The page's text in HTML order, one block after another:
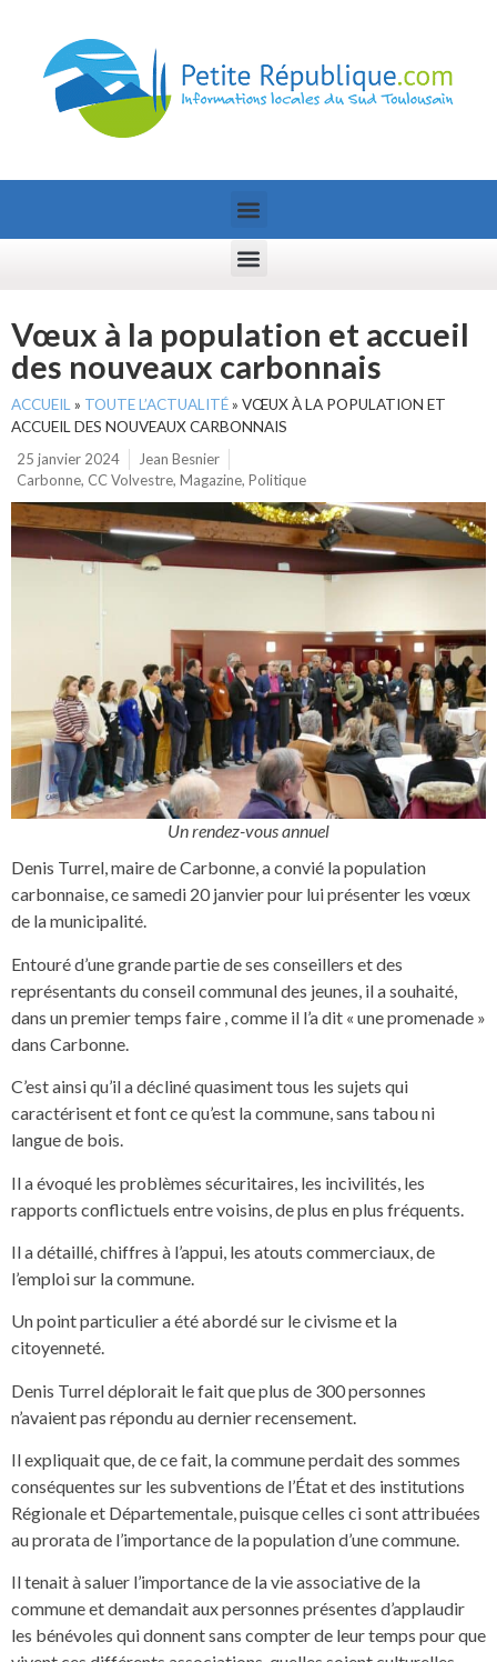
Vœux à la population et accueil
des nouveaux carbonnais
ACCUEIL » TOUTE L’ACTUALITÉ» VŒUX À LA POPULATION ET
ACCUEIL DES NOUVEAUX CARBONNAIS
25 janvier 2024
Jean Besnier
Carbonne, CC Volvestre, Magazine, Politique
Un rendez-vous annuel
Denis Turrel, maire de Carbonne, a convié la population
carbonnaise, ce samedi 20 janvier pour lui présenter les vœux
de la municipalité.
Entouré d’une grande partie de ses conseillers et des
représentants du conseil communal des jeunes, il a souhaité,
dans un premier temps faire , comme il l’a dit « une promenade »
dans Carbonne.
C’est ainsi qu’il a décliné quasiment tous les sujets qui
caractérisent et font ce qu’est la commune, sans tabou ni
langue de bois.
Il a évoqué les problèmes sécuritaires, les incivilités, les
rapports conflictuels entre voisins, de plus en plus fréquents.
Il a détaillé, chiffres à l’appui, les atouts commerciaux, de
l’emploi sur la commune.
Un point particulier a été abordé sur le civisme et la
citoyenneté.
Denis Turrel déplorait le fait que plus de 300 personnes
n’avaient pas répondu au dernier recensement.
Il expliquait que, de ce fait, la commune perdait des sommes
conséquentes sur les subventions de l’État et des institutions
Régionale et Départementale, puisque celles ci sont attribuées
au prorata de l’importance de la population d’une commune.
Il tenait à saluer l’importance de la vie associative de la
commune et demandait aux personnes présentes d’applaudir
les bénévoles qui donnent sans compter de leur temps pour que